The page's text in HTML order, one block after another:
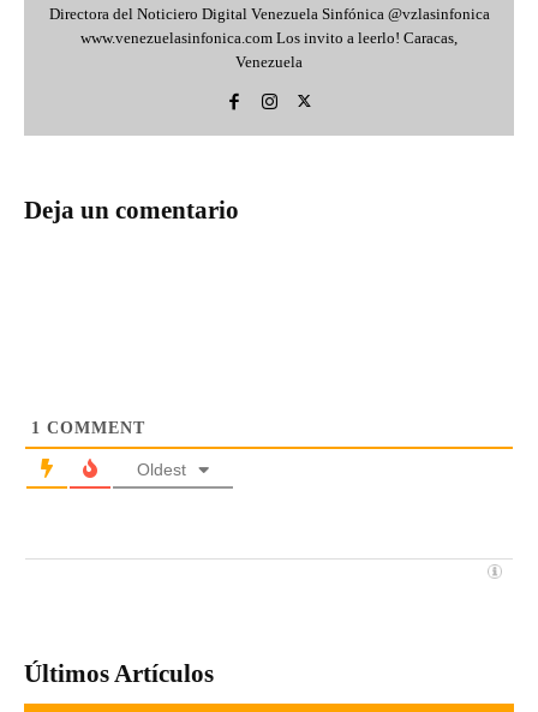
Directora del Noticiero Digital Venezuela Sinfónica @vzlasinfonica
www.venezuelasinfonica.com Los invito a leerlo! Caracas,
Venezuela
Deja un comentario
1 COMMENT
Oldest
Últimos Artículos